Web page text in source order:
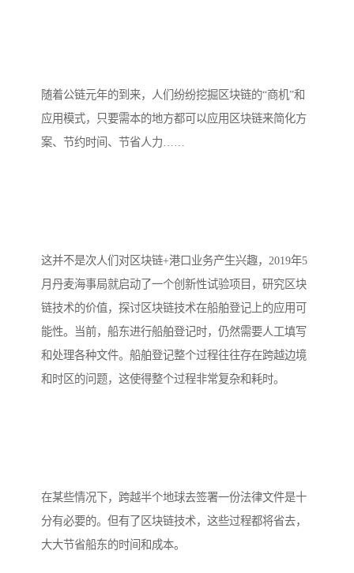
随着公链元年的到来，人们纷纷挖掘区块链的“商机”和
应用模式，只要需本的地方都可以应用区块链来简化方
案、节约时间、节省人力……
这并不是次人们对区块链+港口业务产生兴趣，2019年5
月丹麦海事局就启动了一个创新性试验项目，研究区块
链技术的价值，探讨区块链技术在船舶登记上的应用可
能性。当前，船东进行船舶登记时，仍然需要人工填写
和处理各种文件。船舶登记整个过程往往存在跨越边境
和时区的问题，这使得整个过程非常复杂和耗时。
在某些情况下，跨越半个地球去签署一份法律文件是十
分有必要的。但有了区块链技术，这些过程都将省去，
大大节省船东的时间和成本。